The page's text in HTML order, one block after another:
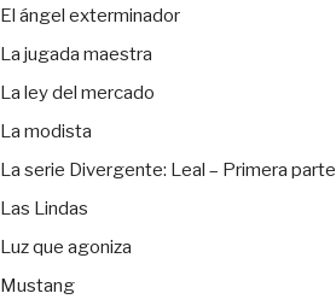
El ángel exterminador
La jugada maestra
La ley del mercado
La modista
La serie Divergente: Leal – Primera parte
Las Lindas
Luz que agoniza
Mustang